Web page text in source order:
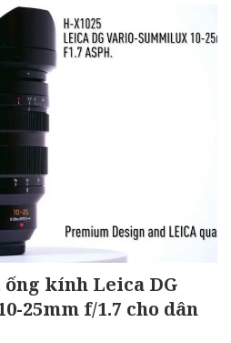
kính Leica DG
25mm f/1.7 cho dân